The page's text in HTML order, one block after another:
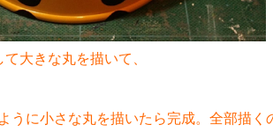
大きな丸を描いて、
うに小さな丸を描いたら完成。全部描く